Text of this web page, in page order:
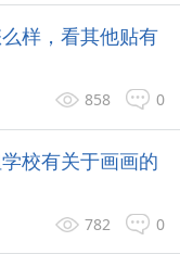
样，看其他贴有
0
858
校有关于画画的
0
782